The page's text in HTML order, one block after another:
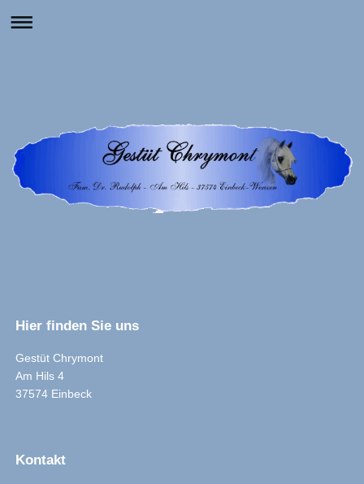
Hier finden Sie uns
Gestüt Chrymont
Am Hils 4
37574 Einbeck
Kontakt